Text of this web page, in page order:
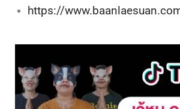
https://